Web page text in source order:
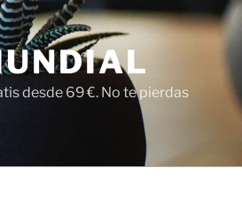
desde 69 €. No te pierdas